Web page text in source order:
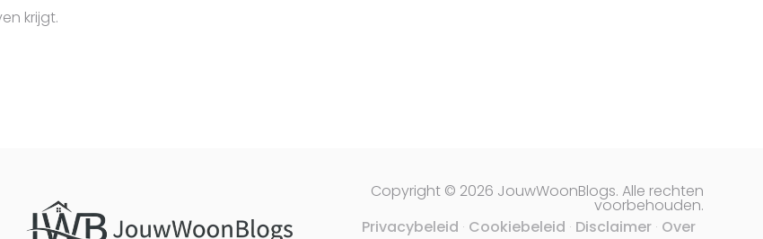
krijgt.
Copyright © 2026 JouwWoonBlogs. Alle rechten
voorbehouden.
Privacybeleid · Cookiebeleid · Disclaimer· Over